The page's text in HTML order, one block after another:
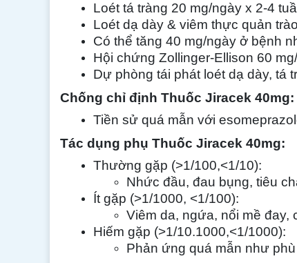
Loét tá tràng 20 mg/ngày x 2-4
Loét dạ dày & viêm thực quản
Có thể tăng 40 mg/ngày ở bệnh
Hội chứng Zollinger-Ellison 60
Dự phòng tái phát loét dạ dày, tá
Chống chỉ định Thuốc Jiracek 40mg:
Tiền sử quá mẫn với
Tác dụng phụ Thuốc Jiracek 40mg:
Thường gặp (>1/100,<1/10):
Nhức đầu, đau bụng, tiêu
Ít gặp (>1/1000, <1/100):
Viêm da, ngứa, nổi mề đay,
Hiếm gặp (>1/10.1000,<1/1000):
Phản ứng quá mẫn như